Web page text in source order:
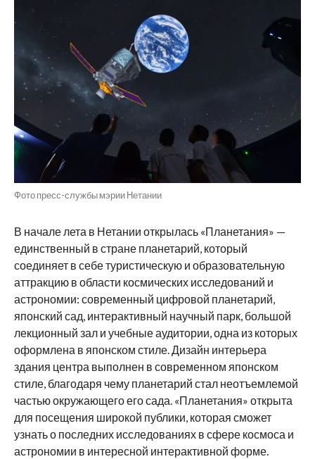
Фото пресс-службы мэрии Нетании
В начале лета в Нетании открылась «Планетания» —
единственный в стране планетарий, который
соединяет в себе туристическую и образовательную
аттракцию в области космических исследований и
астрономии: современный цифровой планетарий,
японский сад, интерактивный научный парк, большой
лекционный зал и учебные аудитории, одна из которых
оформлена в японском стиле. Дизайн интерьера
здания центра выполнен в современном японском
стиле, благодаря чему планетарий стал неотъемлемой
частью окружающего его сада. «Планетания» открыта
для посещения широкой публики, которая сможет
узнать о последних исследованиях в сфере космоса и
астрономии в интересной интерактивной форме.